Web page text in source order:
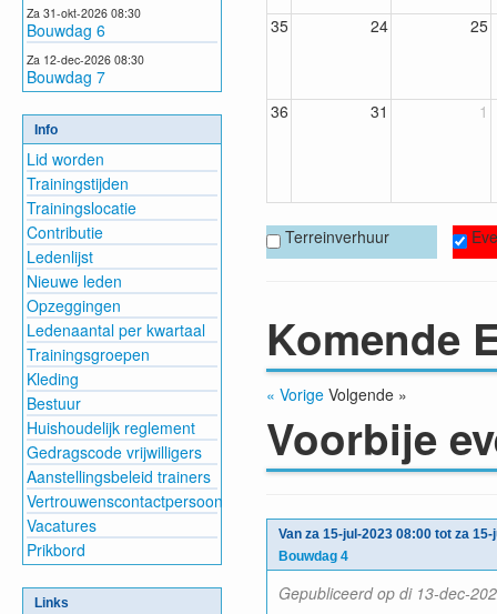
Za 31-okt-2026 08:30
Bouwdag 6
Za 12-dec-2026 08:30
Bouwdag 7
Info
Lid worden
Trainingstijden
Trainingslocatie
Contributie
Ledenlijst
Nieuwe leden
Opzeggingen
Ledenaantal per kwartaal
Trainingsgroepen
Kleding
Bestuur
Huishoudelijk reglement
Gedragscode vrijwilligers
Aanstellingsbeleid trainers
Vertrouwenscontactpersoon
Vacatures
Prikbord
Links
35 24 25
36 31 1
Terreinverhuur
Komende
« Vorige Volgende »
Voorbije
Van za 15-jul-2023 08:00 tot za
Bouwdag 4
Gepubliceerd op di 13-dec-